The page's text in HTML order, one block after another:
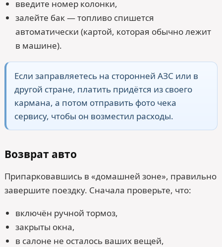
введите номер колонки,
залейте бак — топливо спишется
автоматически (картой, которая обычно лежит
в машине).
Если заправляетесь на сторонней АЗС или в
другой стране, платить придётся из своего
кармана, а потом отправить фото чека
сервису, чтобы он возместил расходы.
Возврат авто
Припарковавшись в «домашней зоне», правильно
завершите поездку. Сначала проверьте, что:
включён ручной тормоз,
закрыты окна,
в салоне не осталось ваших вещей,